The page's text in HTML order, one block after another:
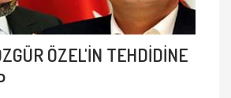
ÖZEL'İN TEHDİDİNE